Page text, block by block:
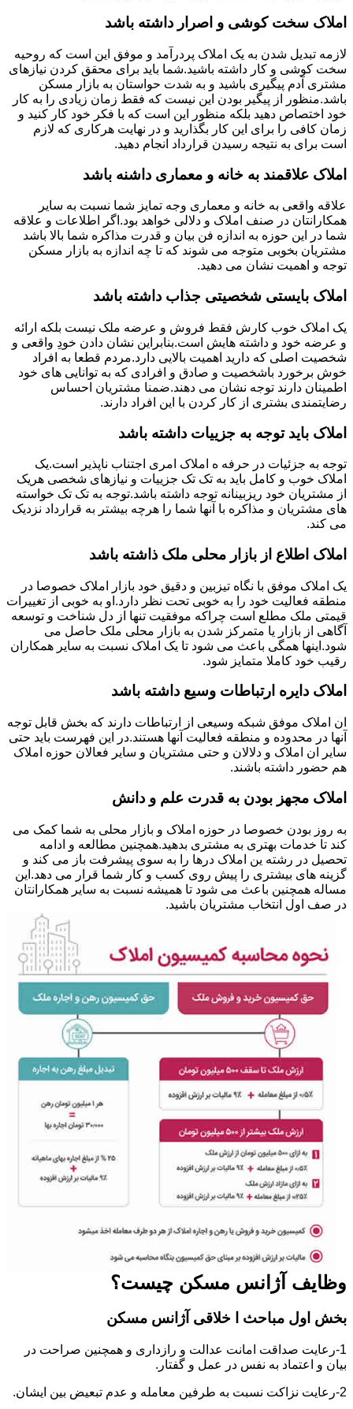
املاک سخت کوشی و اصرار داشته باشد
لازمه تبدیل شدن به یک املاک پردرآمد و موفق این است که روحیه
سخت کوشی و کار داشته باشید.شما باید برای محقق کردن نیازهای
مشتری آدم پیگیری باشید و به شدت حواستان به بازار مسکن
باشد.منظور از پیگیر بودن این نیست که فقط زمان زیادی را به کار
خود اختصاص دهید بلکه منظور این است که با فکر خود کار کنید و
زمان کافی را برای این کار بگذارید و در نهایت هرکاری که لازم
است برای به نتیجه رسیدن قرارداد انجام دهید.
املاک علاقمند به خانه و معماری داشنه باشد
علاقه واقعی به خانه و معماری وجه تمایز شما نسبت به سایر
همکارانتان در صنف املاک و دلالی خواهد بود.اگر اطلاعات و علاقه
شما در این حوزه به اندازه فن بیان و قدرت مذاکره شما بالا باشد
مشتریان بخوبی متوجه می شوند که تا چه اندازه به بازار مسکن
توجه و اهمیت نشان می دهید.
املاک بایستی شخصیتی جذاب داشته باشد
یک املاک خوب کارش فقط فروش و عرضه ملک نیست بلکه ارائه
و عرضه خود و داشته هایش است.بنابراین نشان دادن خودِ واقعی و
شخصیت اصلی که دارید اهمیت بالایی دارد.مردم قطعا به افراد
خوش برخورد باشخصیت و صادق و افرادی که به توانایی های خود
اطمینان دارند توجه نشان می دهند.ضمنا مشتریان احساس
رضایتمندی بشتری از کار کردن با این افراد دارند.
املاک باید توجه به جزییات داشته باشد
توجه به جزئیات در حرفه ه املاک امری اجتناب ناپذیر است.یک
املاک خوب و کامل باید به تک تک جزییات و نیازهای شخصی هریک
از مشتریان خود ریزبینانه توجه داشته باشد.توجه به تک تک خواسته
های مشتریان و مذاکره با آنها شما را هرچه بیشتر به قرارداد نزدیک
می کند.
املاک اطلاع از بازار محلی ملک ذاشته باشد
یک املاک موفق با نگاه تیزبین و دقیق خود بازار املاک خصوصا در
منطقه فعالیت خود را به خوبی تحت نظر دارد.او به خوبی از تغییرات
قیمتی ملک مطلع است چراکه موفقیت تنها از دل شناخت و توسعه
آگاهی از بازار یا متمرکز شدن به بازار محلی ملک حاصل می
شود.اینها همگی باعث می شود تا یک املاک نسبت به سایر همکاران
رقیب خود کاملا متمایز شود.
املاک دایره ارتباطات وسیع داشته باشد
ان املاک موفق شبکه وسیعی از ارتباطات دارند که بخش قابل توجه
آنها در محدوده و منطقه فعالیت آنها هستند.در این فهرست باید حتی
سایر ان املاک و دلالان و حتی مشتریان و سایر فعالان حوزه املاک
هم حضور داشته باشند.
املاک مجهز بودن به قدرت علم و دانش
به روز بودن خصوصا در حوزه املاک و بازار محلی به شما کمک می
کند تا خدمات بهتری به مشتری بدهید.همچنین مطالعه و ادامه
تحصیل در رشته ین املاک درها را به سوی پیشرفت باز می کند و
گزینه های بیشتری را پیش روی کسب و کار شما قرار می دهد.این
مساله همچنین باعث می شود تا همیشه نسبت به سایر همکارانتان
در صف اول انتخاب مشتریان باشید.
وظایف آژانس مسکن چیست؟
بخش اول مباحث ا خلاقی آژانس مسکن
1-رعایت صداقت امانت عدالت و رازداری و همچنین صراحت در
بیان و اعتماد به نفس در عمل و گفتار.
2-رعایت نزاکت نسبت به طرفین معامله و عدم تبعیض بین ایشان.